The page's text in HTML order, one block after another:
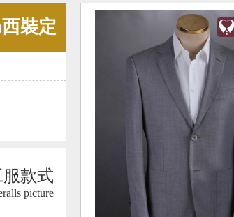
裝定
服款式
picture